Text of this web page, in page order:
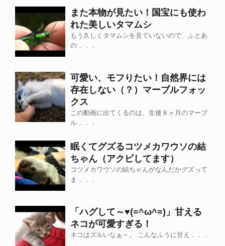
また本物が見たい！国宝にも使わ
れた美しいタマムシ
もう久しくタマムシを見ていないので、ふとあ
の．．．
可愛い、モフりたい！自然界には
存在しない（？）マーブルフォッ
クス
この動画に出てくるのは、生後８ヶ月のマーブ
ル．．．
眠くてグズるコツメカワウソの結
ちゃん（アクビしてます）
コツメカワウソの結ちゃんがなんだかグズって
ま．．．
「ハグして～♥(=^ω^=)」甘える
ネコが可愛すぎる！
ネコはズルいなぁ～。 こんなふうに甘え．．．